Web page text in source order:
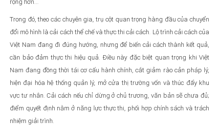
rộng hơn…
Trong đó, theo các chuyên gia, trụ cột quan trọng hàng đầu của chuyển
đổi mô hình là cải cách thể chế và thực thi cải cách. Lộ trình cải cách của
Việt Nam đang đi đúng hướng, nhưng để biến cải cách thành kết quả,
cần bảo đảm thực thi hiệu quả. Điều này đặc biệt quan trọng khi Việt
Nam đang đồng thời tái cơ cấu hành chính, cắt giảm rào cản pháp lý,
hiện đại hóa hệ thống quản lý, mở cửa thị trường vốn và thúc đẩy khu
vực tư nhân. Cải cách nếu chỉ dừng ở chủ trương, văn bản sẽ chưa đủ;
điểm quyết định nằm ở năng lực thực thi, phối hợp chính sách và trách
nhiệm giải trình.